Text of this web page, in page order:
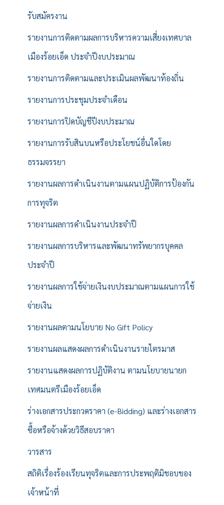
รับสมัครงาน
รายงานการติดตามผลการบริหารความเสี่ยงเทศบาล
เมืองร้อยเอ็ด ประจำปีงบประมาณ
รายงานการติดตามและประเมินผลพัฒนาท้องถิ่น
รายงานการประชุมประจำเดือน
รายงานการปิดบัญชีปีงบประมาณ
รายงานการรับสินบนหรือประโยชน์อื่นใดโดย
ธรรมจรรยา
รายงานผลการดำเนินงานตามแผนปฏิบัติการป้องกัน
การทุจริต
รายงานผลการดำเนินงานประจำปี
รายงานผลการบริหารและพัฒนาทรัพยากรบุคคล
ประจำปี
รายงานผลการใช้จ่ายเงินงบประมาณตามแผนการใช้
จ่ายเงิน
รายงานผลตามนโยบาย No Gift Policy
รายงานผลแสดงผลการดำเนินงานรายไตรมาส
รายงานแสดงผลการปฏิบัติงาน ตามนโยบายนายก
เทศมนตรีเมืองร้อยเอ็ด
ร่างเอกสารประกวดราคา (e-Bidding) และร่างเอกสาร
ซื้อหรือจ้างด้วยวิธีสอบราคา
วารสาร
สถิติเรื่องร้องเรียนทุจริตและการประพฤติมิชอบของ
เจ้าหน้าที่